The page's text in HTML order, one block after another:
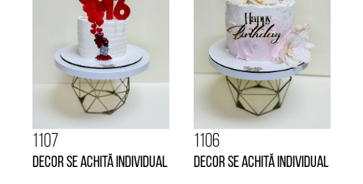
1107
Decor se achită individual
1106
Decor se achită individual